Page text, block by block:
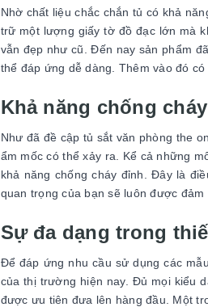
Nhờ chất liệu chắc chắn tủ có khả
trữ một lượng giấy tờ đồ đạc lớn mà
vẫn đẹp như cũ. Đến nay sản phẩm
thể đáp ứng dễ dàng. Thêm vào đó
Khả năng chống cháy
Như đã đề cập tủ sắt văn phòng the
ẩm mốc có thể xảy ra. Kể cả những
khả năng chống cháy đỉnh. Đây là
quan trọng của bạn sẽ luôn được đảm
Sự đa dạng trong
Để đáp ứng nhu cầu sử dụng các
của thị trường hiện nay. Đủ mọi kiểu
được ưu tiên đưa lên hàng đầu. Một